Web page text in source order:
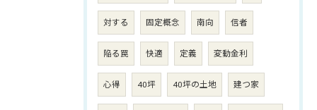
対する 固定概念 南向 信者
陥る罠 快適 定義 変動金利
心得 40坪 40坪の土地 建つ家